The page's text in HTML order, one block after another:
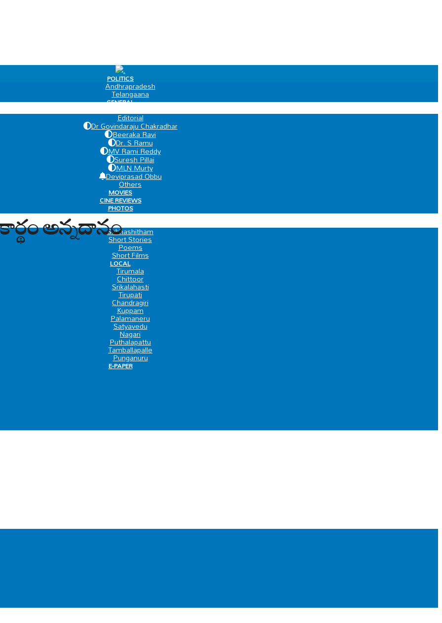
.
POLITICS
Andhrapradesh
Telangaana
GENERAL
Editorial
Dr Govindaraju Chakradhar
Beeraka Ravi
Dr. S Ramu
MV Rami Reddy
Suresh Pillai
MLN Murty
Deviprasad Obbu
Others
MOVIES
CINE REVIEWS
PHOTOS
VIDEOS
SPECIAL
Subhashitham
Short Stories
Poems
Short Films
LOCAL
Tirumala
Chittoor
Srikalahasti
Tirupati
Chandragiri
Kuppam
Palamaneru
Satyavedu
Nagari
Puthalapattu
Tamballapalle
Punganuru
E-PAPER
అన్నదానం